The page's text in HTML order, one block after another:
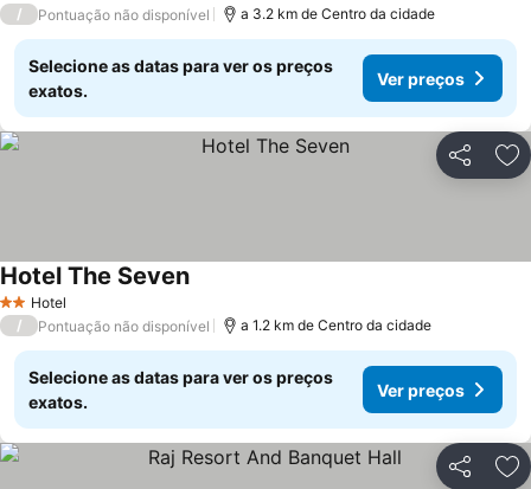
/
Pontuação não disponível a 3.2 km de Centro da cidade
Selecione as datas para ver os preços
exatos.
Ver preços
Partilhar
2 Estrelas
Hotel
Hotel The SevenVer preços
/ Pontuação não disponível a 1.2 km de Centro da cidade
Selecione as datas para ver os preços
exatos.
Ver preços
Partilhar